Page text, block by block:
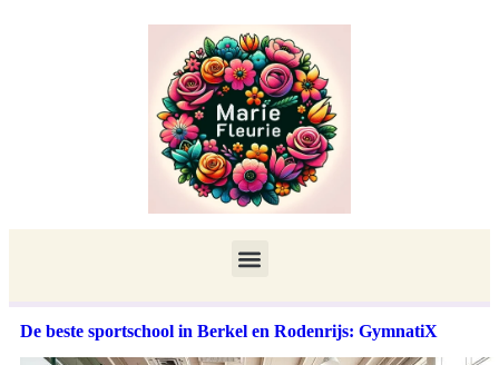
De beste sportschool in Berkel en Rodenrijs: GymnatiX